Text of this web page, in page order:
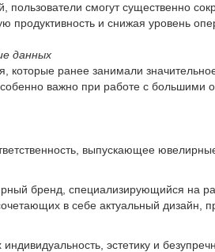
пользователи смогут существенно
продуктивность и снижая уровень
данных
которые ранее занимали
важно при работе с большими
выпускающее
бренд, специализирующийся на
в себе актуальный дизайн,
эстетику и